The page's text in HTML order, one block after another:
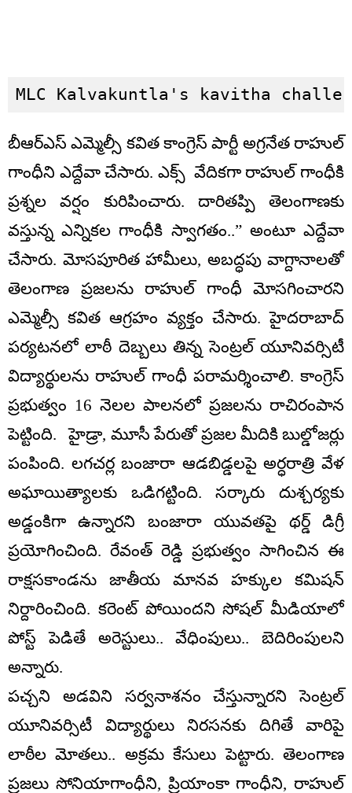
MLC Kalvakuntla's kavitha
బీఆర్ఎస్ ఎమ్మెల్సీ కవిత కాంగ్రెస్ పార్టీ అగ్రనేత రాహుల్
గాంధీని ఎద్దేవా చేసారు. ఎక్స్ వేదికగా రాహుల్ గాంధీకి
ప్రశ్నల వర్షం కురిపించారు. దారితప్పి తెలంగాణకు
వస్తున్న ఎన్నికల గాంధీకి స్వాగతం..” అంటూ ఎద్దేవా
చేసారు. మోసపూరిత హామీలు, అబద్ధపు వాగ్దానాలతో
తెలంగాణ ప్రజలను రాహుల్ గాంధీ మోసగించారని
ఎమ్మెల్సీ కవిత ఆగ్రహం వ్యక్తం చేసారు. హైదరాబాద్
పర్యటనలో లాఠీ దెబ్బలు తిన్న సెంట్రల్ యూనివర్సిటీ
విద్యార్థులను రాహుల్ గాంధీ పరామర్శించాలి. కాంగ్రెస్
ప్రభుత్వం 16 నెలల పాలనలో ప్రజలను రాచిరంపాన
పెట్టింది. హైడ్రా, మూసీ పేరుతో ప్రజల మీదికి బుల్డోజర్లు
పంపింది. లగచర్ల బంజారా ఆడబిడ్డలపై అర్ధరాత్రి వేళ
అఘాయిత్యాలకు ఒడిగట్టింది. సర్కారు దుశ్చర్యకు
అడ్డంకిగా ఉన్నారని బంజారా యువతపై థర్డ్ డిగ్రీ
ప్రయోగించింది. రేవంత్ రెడ్డి ప్రభుత్వం సాగించిన ఈ
రాక్షసకాండను జాతీయ మానవ హక్కుల కమిషన్
నిర్దారించింది. కరెంట్ పోయిందని సోషల్ మీడియాలో
పోస్ట్ పెడితే అరెస్టులు.. వేధింపులు.. బెదిరింపులని
అన్నారు.
పచ్చని అడవిని సర్వనాశనం చేస్తున్నారని సెంట్రల్
యూనివర్సిటీ విద్యార్థులు నిరసనకు దిగితే వారిపై
లాఠీల మోతలు.. అక్రమ కేసులు పెట్టారు. తెలంగాణ
ప్రజలు సోనియాగాంధీని, ప్రియాంకా గాంధీని, రాహుల్